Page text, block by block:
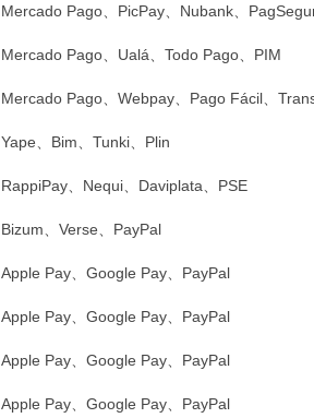
Mercado Pago、PicPay、Nubank、
Mercado Pago、Ualá、Todo Pago、PIM
Mercado Pago、Webpay、Pago Fácil、
Yape、Bim、Tunki、Plin
RappiPay、Nequi、Daviplata、PSE
Bizum、Verse、PayPal
Apple Pay、Google Pay、PayPal
Apple Pay、Google Pay、PayPal
Apple Pay、Google Pay、PayPal
Apple Pay、Google Pay、PayPal